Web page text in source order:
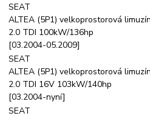
SEAT
ALTEA (5P1) velkoprostorová
2.0 TDI 100kW/136hp
[03.2004-05.2009]
SEAT
ALTEA (5P1) velkoprostorová
2.0 TDI 16V 103kW/140hp
[03.2004-nyní]
SEAT